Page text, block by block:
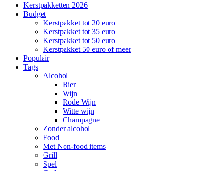
Kerstpakketten 2026
Budget
Kerstpakket tot 20 euro
Kerstpakket tot 35 euro
Kerstpakket tot 50 euro
Kerstpakket 50 euro of meer
Populair
Tags
Alcohol
Bier
Wijn
Rode Wijn
Witte wijn
Champagne
Zonder alcohol
Food
Met Non-food items
Grill
Spel